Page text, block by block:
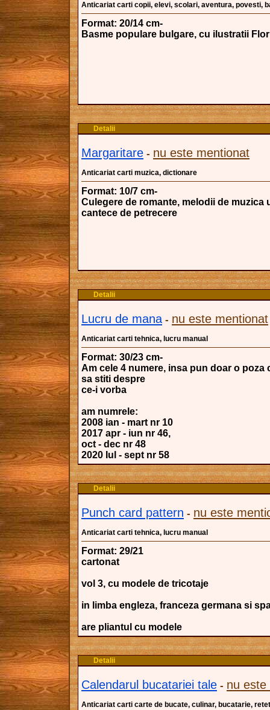
Anticariat carti copii, elevi, scolari, aventura, povesti,
Format: 20/14 cm-
Basme populare bulgare, cu ilustratii
Detalii
Margaritare - nu este mentionat
Anticariat carti muzica, dictionare
Format: 10/7 cm-
Culegere de romante, melodii de muzica
cantece de petrecere
Detalii
Lucru de mana- nu este mentionat
Anticariat carti tehnica, lucru manual
Format: 30/23 cm-
Am cele 4 numere, insa pun doar o poza
sa stiti despre
ce-i vorba
am numrele:
2008 ian - mart nr 10
2017 apr - iun nr 46,
oct - dec nr 48
2020 Iul - sept nr 58
Detalii
Punch card pattern - nu este
Anticariat carti tehnica, lucru manual
Format: 29/21
cartonat
vol 3, cu modele de tricotaje
in limba engleza, franceza germana si
are pliantul cu modele
Detalii
Calendarul bucatariei tale - nu este
Anticariat carti carte de bucate, culinar, bucatarie,